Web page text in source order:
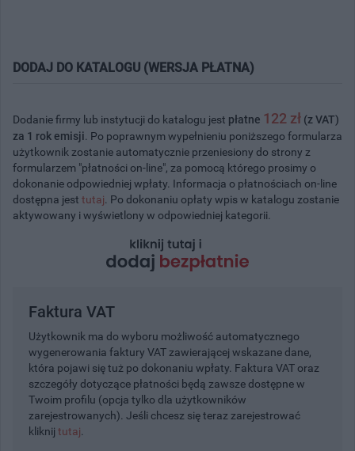
DODAJ DO KATALOGU (WERSJA PŁATNA)
Dodanie firmy lub instytucji do katalogu jest płatne 122 zł (z VAT)
za 1 rok emisji . Po poprawnym wypełnieniu poniższego formularza
użytkownik zostanie automatycznie przeniesiony do strony z
formularzem "płatności on-line", za pomocą którego prosimy o
dokonanie odpowiedniej wpłaty. Informacja o płatnościach on-line
dostępna jest tutaj . Po dokonaniu opłaty wpis w katalogu zostanie
aktywowany i wyświetlony w odpowiedniej kategorii.
Faktura VAT
Użytkownik ma do wyboru możliwość automatycznego
wygenerowania faktury VAT zawierającej wskazane dane,
która pojawi się tuż po dokonaniu wpłaty. Faktura VAT oraz
szczegóły dotyczące płatności będą zawsze dostępne w
Twoim profilu (opcja tylko dla użytkowników
zarejestrowanych). Jeśli chcesz się teraz zarejestrować
kliknij tutaj.